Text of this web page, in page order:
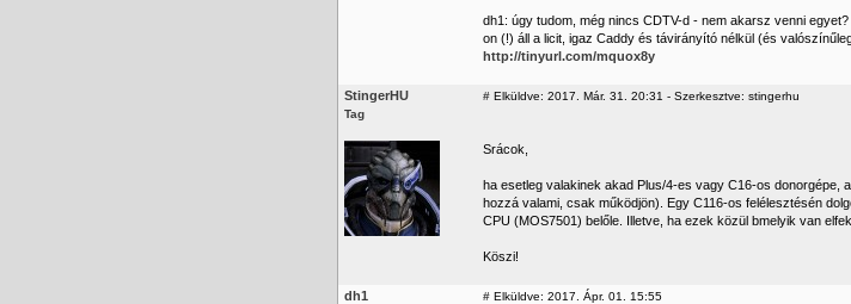
dh1: úgy tudom, még nincs CDTV-d - nem akarsz venni
on (!) áll a licit, igaz Caddy és távirányító nélkül (és
http://tinyurl.com/mquox8y
StingerHU
Tag
# Elküldve: 2017. Már. 31. 20:31 - Szerkesztve: stingerhu
Srácok,
ha esetleg valakinek akad Plus/4-es vagy C16-os
hozzá valami, csak működjön). Egy C116-os felélesztésén
CPU (MOS7501) belőle. Illetve, ha ezek közül bmelyik van
Köszi!
dh1 # Elküldve: 2017. Ápr. 01. 15:55